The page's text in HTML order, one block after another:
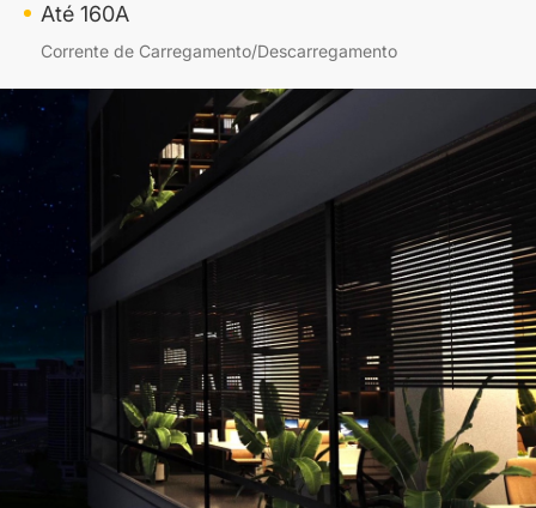
Até 160A
Corrente de Carregamento/Descarregamento